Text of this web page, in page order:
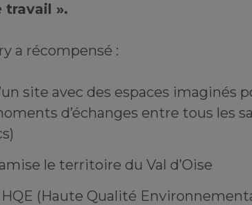
travail ».
a récompensé :
site avec des espaces imaginés
d’échanges entre tous les
le territoire du Val d’Oise
(Haute Qualité